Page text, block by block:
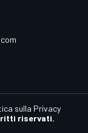
riservati.
sulla Privacy